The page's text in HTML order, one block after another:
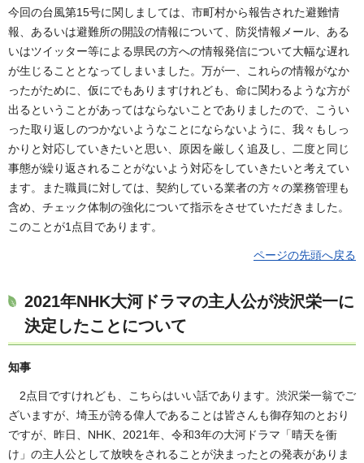
今回の台風第15号に関しましては、市町村から報告された避難情
報、あるいは避難所の開設の情報について、防災情報メール、ある
いはツイッター等による県民の方への情報発信について大幅な遅れ
が生じることとなってしまいました。万が一、これらの情報がなか
ったがために、仮にでもありますけれども、命に関わるような方が
出るということがあってはならないことでありましたので、こうい
った取り返しのつかないようなことにならないように、我々もしっ
かりと対応していきたいと思い、原因を厳しく追及し、二度と同じ
事態が繰り返されることがないよう対応をしていきたいと考えてい
ます。また職員に対しては、契約している業者の方々の業務管理も
含め、チェック体制の強化について指示をさせていただきました。
このことが1点目であります。
ページの先頭へ戻る
2021年NHK大河ドラマの主人公が渋沢栄一に
決定したことについて
知事
2点目ですけれども、こちらはいい話であります。渋沢栄一翁でご
ざいますが、埼玉が誇る偉人であることは皆さんも御存知のとおり
ですが、昨日、NHK、2021年、令和3年の大河ドラマ「晴天を衝
け」の主人公として放映をされることが決まったとの発表がありま